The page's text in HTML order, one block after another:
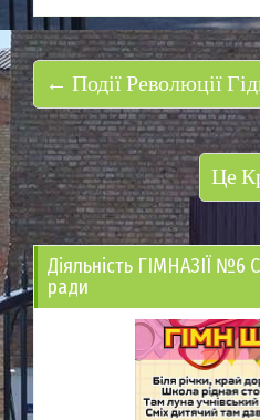
← Події Революції
Це
Діяльність ГІМНАЗІЇ №6
ради